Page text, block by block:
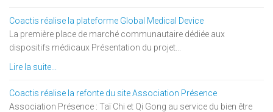
Coactis réalise la plateforme Global Medical Device
La première place de marché communautaire dédiée aux
dispositifs médicaux Présentation du projet...
Lire la suite...
Coactis réalise la refonte du site Association Présence
Association Présence : Taï Chi et Qi Gong au service du bien être